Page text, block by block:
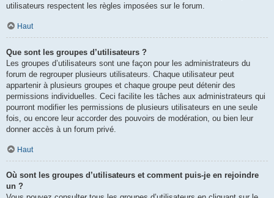
utilisateurs respectent les règles imposées sur le forum.
Haut
Que sont les groupes d’utilisateurs ?
Les groupes d’utilisateurs sont une façon pour les administrateurs du
forum de regrouper plusieurs utilisateurs. Chaque utilisateur peut
appartenir à plusieurs groupes et chaque groupe peut détenir des
permissions individuelles. Ceci facilite les tâches aux administrateurs qui
pourront modifier les permissions de plusieurs utilisateurs en une seule
fois, ou encore leur accorder des pouvoirs de modération, ou bien leur
donner accès à un forum privé.
Haut
Où sont les groupes d’utilisateurs et comment puis-je en rejoindre
un ?